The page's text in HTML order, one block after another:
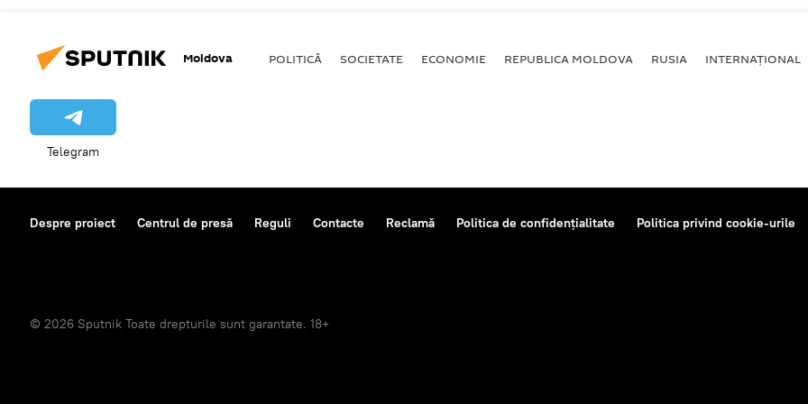
Moldova POLITICĂ SOCIETATE ECONOMIE REPUBLICA MOLDOVA RUSIA INTERNAȚIONAL
Telegram
Despre proiect Centrul de presă Reguli Contacte Reclamă Politica de confidențialitate Politica privind cookie-urile
© 2026 Sputnik Toate drepturile sunt garantate. 18+